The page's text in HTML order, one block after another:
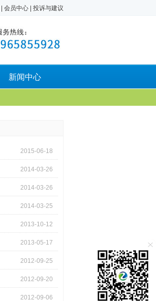
会员中心 投诉与建议
新闻中心
2015-06-18
2014-03-26
2014-03-26
2014-03-25
2013-10-12
2013-05-17
2012-09-25
2012-09-20
2012-09-06